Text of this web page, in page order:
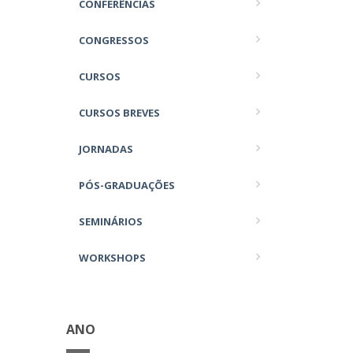
CONFERÊNCIAS
CONGRESSOS
CURSOS
CURSOS BREVES
JORNADAS
PÓS-GRADUAÇÕES
SEMINÁRIOS
WORKSHOPS
ANO